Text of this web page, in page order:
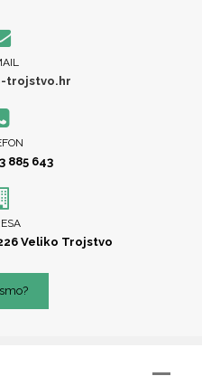
trojstvo.hr
885 643
Veliko Trojstvo